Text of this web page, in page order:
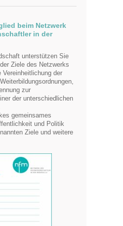
beim Netzwerk
in der
unterstützen Sie
Ziele des Netzwerks
Vereinheitlichung der
zur
der unterschiedlichen
gemeinsames
und Politik
Ziele und weitere